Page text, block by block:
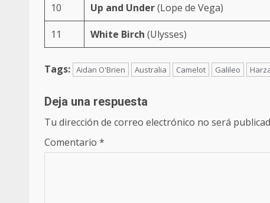
10 Up and Under(Lope de Vega)
11 White Birch (Ulysses)
Tags: Aidan O'Brien Australia Camelot Galileo
Deja una respuesta
Tu dirección de correo electrónico no será
Comentario *